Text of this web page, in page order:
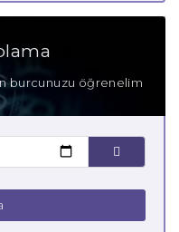
burcunuzu öğrenelim